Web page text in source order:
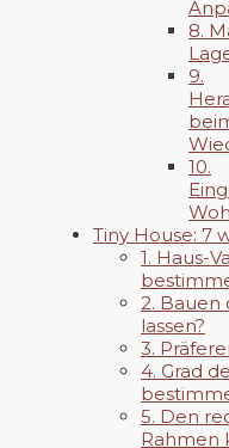
8.
9.
10.
Tiny House: 7
1. Haus-
2. Bauen
lassen?
3.
4. Grad
5. Den
Rahmen